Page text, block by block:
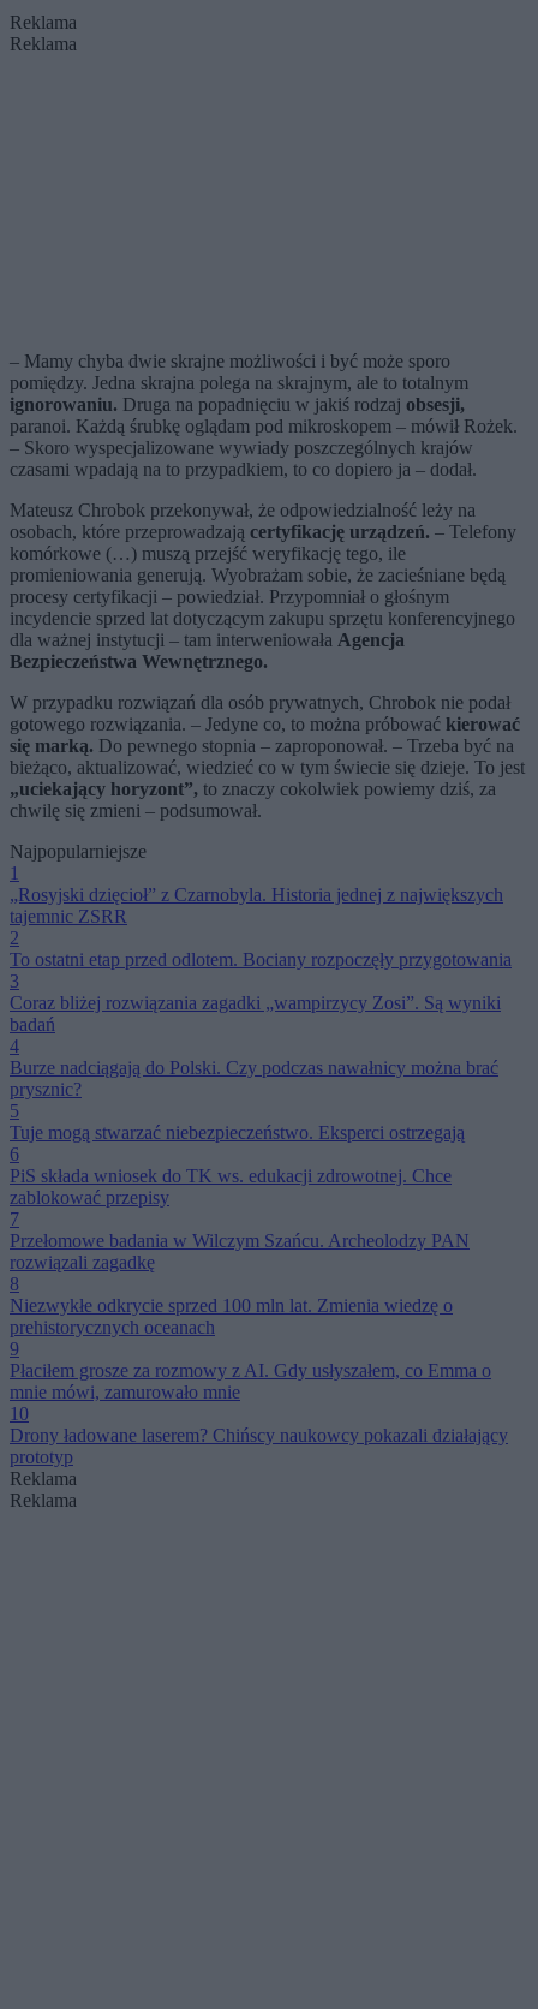
Reklama
Reklama
– Mamy chyba dwie skrajne możliwości i być może sporo
pomiędzy. Jedna skrajna polega na skrajnym, ale to totalnym
ignorowaniu. Druga na popadnięciu w jakiś rodzaj obsesji,
paranoi. Każdą śrubkę oglądam pod mikroskopem – mówił Rożek.
– Skoro wyspecjalizowane wywiady poszczególnych krajów
czasami wpadają na to przypadkiem, to co dopiero ja – dodał.
Mateusz Chrobok przekonywał, że odpowiedzialność leży na
osobach, które przeprowadzają certyfikację urządzeń. – Telefony
komórkowe (…) muszą przejść weryfikację tego, ile
promieniowania generują. Wyobrażam sobie, że zacieśniane będą
procesy certyfikacji – powiedział. Przypomniał o głośnym
incydencie sprzed lat dotyczącym zakupu sprzętu konferencyjnego
dla ważnej instytucji – tam interweniowała Agencja
Bezpieczeństwa Wewnętrznego.
W przypadku rozwiązań dla osób prywatnych, Chrobok nie podał
gotowego rozwiązania. – Jedyne co, to można próbować kierować
się marką. Do pewnego stopnia – zaproponował. – Trzeba być na
bieżąco, aktualizować, wiedzieć co w tym świecie się dzieje. To jest
„uciekający horyzont”, to znaczy cokolwiek powiemy dziś, za
chwilę się zmieni – podsumował.
Najpopularniejsze
1
„Rosyjski dzięcioł” z Czarnobyla. Historia jednej z największych
tajemnic ZSRR
2
To ostatni etap przed odlotem. Bociany rozpoczęły przygotowania
3
Coraz bliżej rozwiązania zagadki „wampirzycy Zosi”. Są wyniki
badań
4
Burze nadciągają do Polski. Czy podczas nawałnicy można brać
prysznic?
5
Tuje mogą stwarzać niebezpieczeństwo. Eksperci ostrzegają
6
PiS składa wniosek do TK ws. edukacji zdrowotnej. Chce
zablokować przepisy
7
Przełomowe badania w Wilczym Szańcu. Archeolodzy PAN
rozwiązali zagadkę
8
Niezwykłe odkrycie sprzed 100 mln lat. Zmienia wiedzę o
prehistorycznych oceanach
9
Płaciłem grosze za rozmowy z AI. Gdy usłyszałem, co Emma o
mnie mówi, zamurowało mnie
10
Drony ładowane laserem? Chińscy naukowcy pokazali działający
prototyp
Reklama
Reklama